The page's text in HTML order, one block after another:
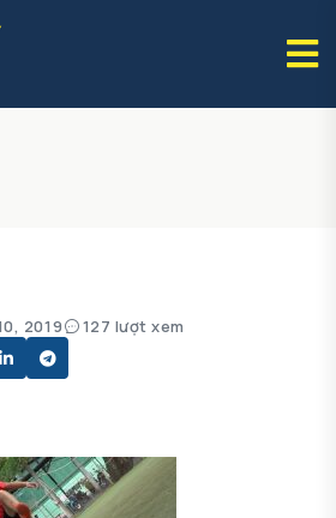
2019 127 lượt xem